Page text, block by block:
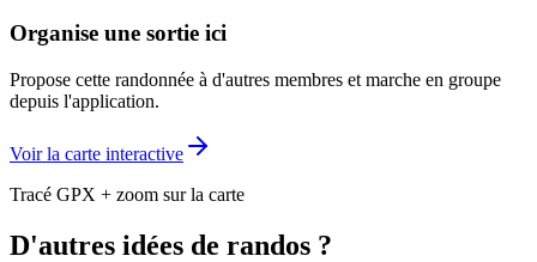
Organise une sortie ici
Propose cette randonnée à d'autres membres et marche en groupe
depuis l'application.
Voir la carte interactive
Tracé GPX + zoom sur la carte
D'autres idées de randos ?